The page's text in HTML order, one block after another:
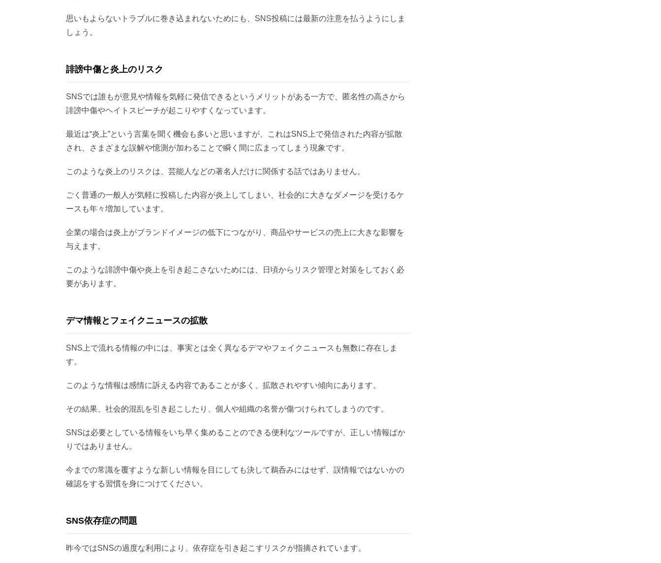
思いもよらないトラブルに巻き込まれないためにも、SNS投稿には最新の注意を払うようにしま
しょう。
誹謗中傷と炎上のリスク
SNSでは誰もが意見や情報を気軽に発信できるというメリットがある一方で、匿名性の高さから
誹謗中傷やヘイトスピーチが起こりやすくなっています。
最近は“炎上”という言葉を聞く機会も多いと思いますが、これはSNS上で発信された内容が拡散
され、さまざまな誤解や憶測が加わることで瞬く間に広まってしまう現象です。
このような炎上のリスクは、芸能人などの著名人だけに関係する話ではありません。
ごく普通の一般人が気軽に投稿した内容が炎上してしまい、社会的に大きなダメージを受けるケ
ースも年々増加しています。
企業の場合は炎上がブランドイメージの低下につながり、商品やサービスの売上に大きな影響を
与えます。
このような誹謗中傷や炎上を引き起こさないためには、日頃からリスク管理と対策をしておく必
要があります。
デマ情報とフェイクニュースの拡散
SNS上で流れる情報の中には、事実とは全く異なるデマやフェイクニュースも無数に存在しま
す。
このような情報は感情に訴える内容であることが多く、拡散されやすい傾向にあります。
その結果、社会的混乱を引き起こしたり、個人や組織の名誉が傷つけられてしまうのです。
SNSは必要としている情報をいち早く集めることのできる便利なツールですが、正しい情報ばか
りではありません。
今までの常識を覆すような新しい情報を目にしても決して鵜呑みにはせず、誤情報ではないかの
確認をする習慣を身につけてください。
SNS依存症の問題
昨今ではSNSの過度な利用により、依存症を引き起こすリスクが指摘されています。